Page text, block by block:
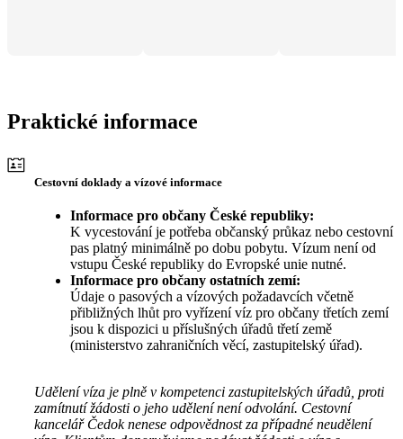
Praktické informace
Cestovní doklady a vízové informace
Informace pro občany České republiky:
K vycestování je potřeba občanský průkaz nebo cestovní
pas platný minimálně po dobu pobytu. Vízum není od
vstupu České republiky do Evropské unie nutné.
Informace pro občany ostatních zemí:
Údaje o pasových a vízových požadavcích včetně
přibližných lhůt pro vyřízení víz pro občany třetích zemí
jsou k dispozici u příslušných úřadů třetí země
(ministerstvo zahraničních věcí, zastupitelský úřad).
Udělení víza je plně v kompetenci zastupitelských úřadů, proti
zamítnutí žádosti o jeho udělení není odvolání. Cestovní
kancelář Čedok nenese odpovědnost za případné neudělení